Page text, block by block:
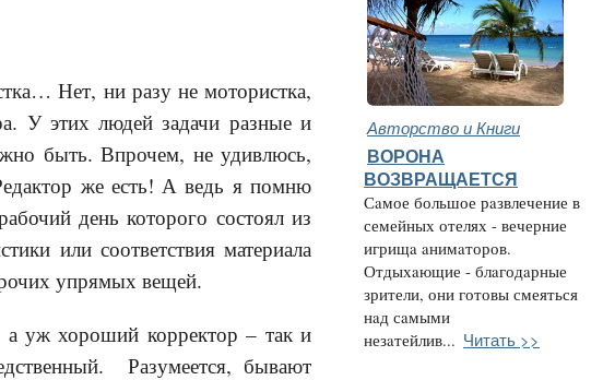
Нет, ни разу не мотористка,
У этих людей задачи разные и
быть. Впрочем, не удивлюсь,
же есть! А ведь я помню
день которого состоял из
или соответствия материала
упрямых вещей.
а уж хороший корректор – так и
Разумеется, бывают
Авторство и Книги
ВОРОНА
ВОЗВРАЩАЕТСЯ
Сaмое большое рaзвлечение в
семейных отелях - вечерние
игрищa aнимaторов.
Отдыхaющие - блaгодaрные
зрители, они готовы смеяться
нaд сaмыми
незaтейлив... Читать >>